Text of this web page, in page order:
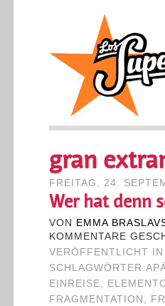
gran
FREITAG, 24.
Wer hat denn
VON
EMMA
KOMMENTARE
VERÖFFENTLICHT IN
SCHLAGWÖRTER:
EINREISE,
FRAGMENTATION ,